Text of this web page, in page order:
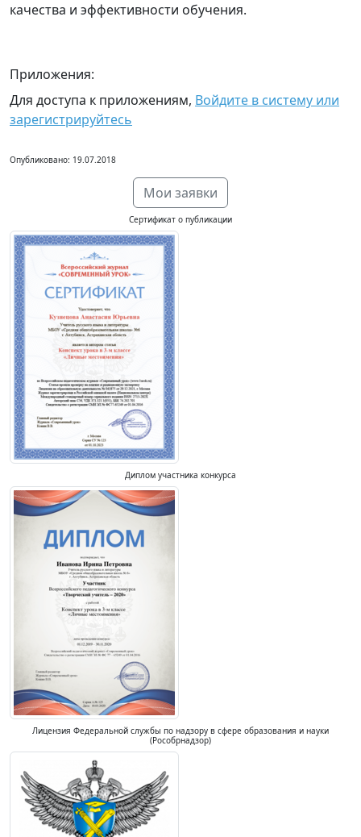
качества и эффективности обучения.
Приложения:
Для доступа к приложениям, Войдите в систему или
зарегистрируйтесь
Опубликовано: 19.07.2018
Мои заявки
Сертификат о публикации
Диплом участника конкурса
Лицензия Федеральной службы по надзору в сфере образования и науки
(Рособрнадзор)